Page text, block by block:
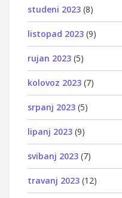
studeni 2023 (8)
listopad 2023 (9)
rujan 2023 (5)
kolovoz 2023 (7)
srpanj 2023 (5)
lipanj 2023 (9)
svibanj 2023 (7)
travanj 2023 (12)